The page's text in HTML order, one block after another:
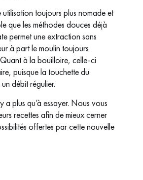
toujours plus nomade et
que les méthodes douces déjà
permet une extraction sans
à part le moulin toujours
à la bouilloire, celle-ci
puisque la touchette du
débit régulier.
a plus qu’à essayer. Nous vous
recettes afin de mieux cerner
offertes par cette nouvelle